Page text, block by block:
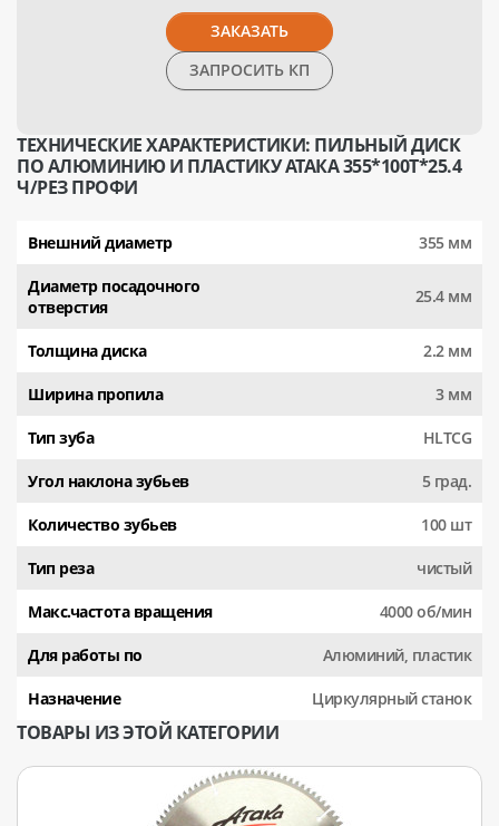
ЗАКАЗАТЬ
ЗАПРОСИТЬ КП
ТЕХНИЧЕСКИЕ ХАРАКТЕРИСТИКИ: ПИЛЬНЫЙ ДИСК
ПО АЛЮМИНИЮ И ПЛАСТИКУ АТАКА 355*100T*25.4
Ч/РЕЗ ПРОФИ
Внешний диаметр 355 мм
Диаметр посадочного
отверстия
25.4 мм
Толщина диска 2.2 мм
Ширина пропила 3 мм
Тип зуба HLTCG
Угол наклона зубьев 5 град.
Количество зубьев 100 шт
Тип реза чистый
Макс.частота вращения 4000 об/мин
Для работы по Алюминий, пластик
Назначение Циркулярный станок
ТОВАРЫ ИЗ ЭТОЙ КАТЕГОРИИ